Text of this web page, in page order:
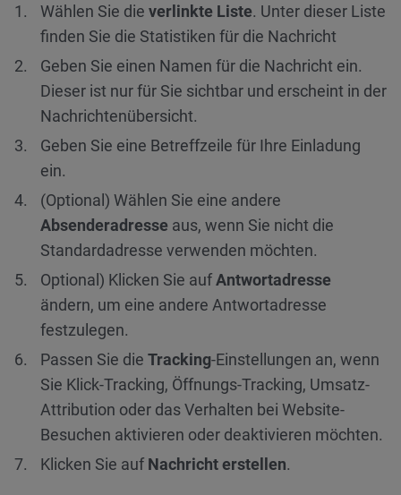
Wählen Sie die verlinkte Liste. Unter dieser Liste
finden Sie die Statistiken für die Nachricht
Geben Sie einen Namen für die Nachricht ein.
Dieser ist nur für Sie sichtbar und erscheint in der
Nachrichtenübersicht.
Geben Sie eine Betreffzeile für Ihre Einladung
ein.
(Optional) Wählen Sie eine andere
Absenderadresse aus, wenn Sie nicht die
Standardadresse verwenden möchten.
Optional) Klicken Sie aufAntwortadresse
ändern, um eine andere Antwortadresse
festzulegen.
Passen Sie die Tracking-Einstellungen an, wenn
Sie Klick-Tracking, Öffnungs-Tracking, Umsatz-
Attribution oder das Verhalten bei Website-
Besuchen aktivieren oder deaktivieren möchten.
Klicken Sie auf Nachricht erstellen.